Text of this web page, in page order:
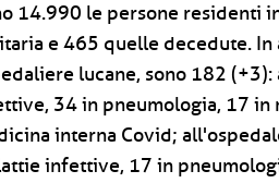
14.990 le persone residenti
e 465 quelle decedute.
lucane, sono 182
34 in pneumologia, 17 in
interna Covid;
infettive, 17 in